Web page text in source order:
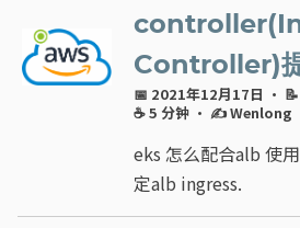
Controller)
📅 2021年12月17日 ·
☕ 5 分钟 · ✍ Wenlong
eks 怎么配合alb 使
定alb ingress.